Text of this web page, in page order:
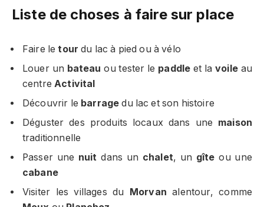
Liste de choses à faire sur place
Faire letour du lac à pied ou à vélo
Louer un bateau ou tester le paddle et lavoileau
centre Activital
Découvrir le barrage du lac et son histoire
Déguster des produits locaux dans une maison
traditionnelle
Passer une nuit dans un chalet, un gîte ou une
cabane
Visiter les villages du Morvan alentour, comme